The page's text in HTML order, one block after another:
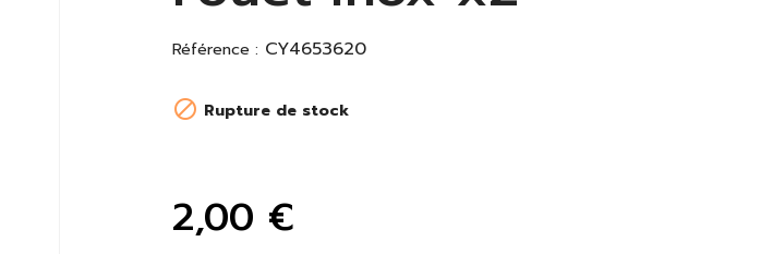
Référence : CY4653620
 Rupture de stock
2,00 €